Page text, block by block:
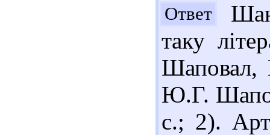
Ответ
таку
Шаповал,
Ю.Г.
с.; 2).